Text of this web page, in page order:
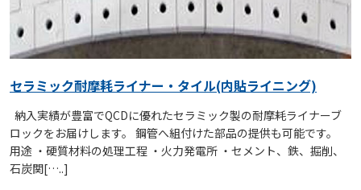
セラミック耐摩耗ライナー・タイル(内貼ライニング)
納入実績が豊富でQCDに優れたセラミック製の耐摩耗ライナーブ
ロックをお届けします。 鋼管へ組付けた部品の提供も可能です。
用途 ・硬質材料の処理工程 ・火力発電所 ・セメント、鉄、掘削、
石炭関[…..]